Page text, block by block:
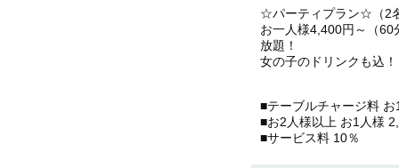
☆パーティプラン☆（2
お一人様4,400円～（
放題！
女の子のドリンクも込
■テーブルチャージ料
■お2人様以上 お1人様
■サービス料 10％